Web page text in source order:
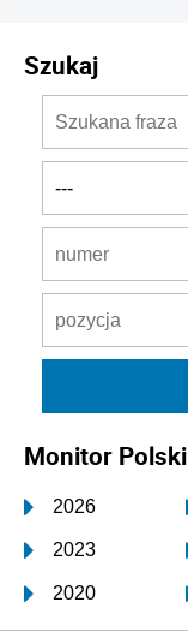
Szukaj
Monitor Polski
2026
2023
2020
2017